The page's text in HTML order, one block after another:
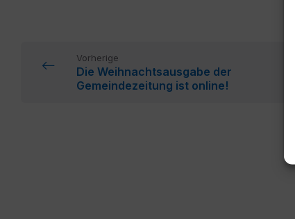
Vorherige
Die Weihnachtsausgabe der
Gemeindezeitung ist online!